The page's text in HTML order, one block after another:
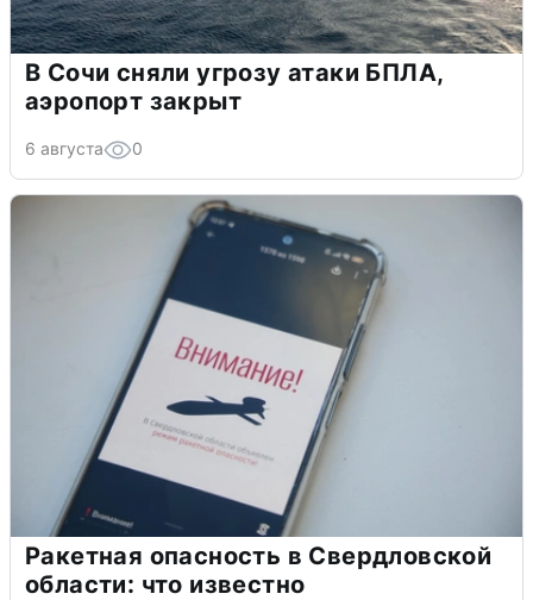
В Сочи сняли угрозу атаки БПЛА,
аэропорт закрыт
6 августа 0
Ракетная опасность в Свердловской
области: что известно